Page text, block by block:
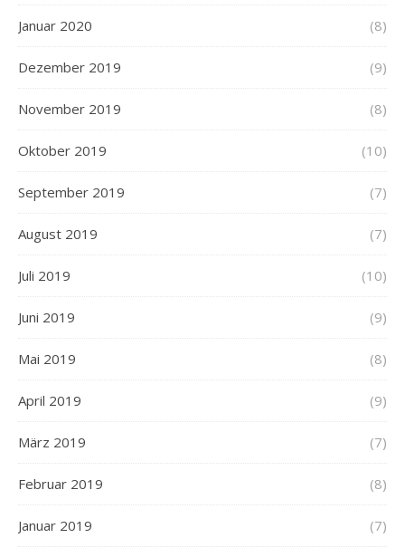
Januar 2020 (8)
Dezember 2019 (9)
November 2019 (8)
Oktober 2019 (10)
September 2019 (7)
August 2019 (7)
Juli 2019 (10)
Juni 2019 (9)
Mai 2019 (8)
April 2019 (9)
März 2019 (7)
Februar 2019 (8)
Januar 2019 (7)